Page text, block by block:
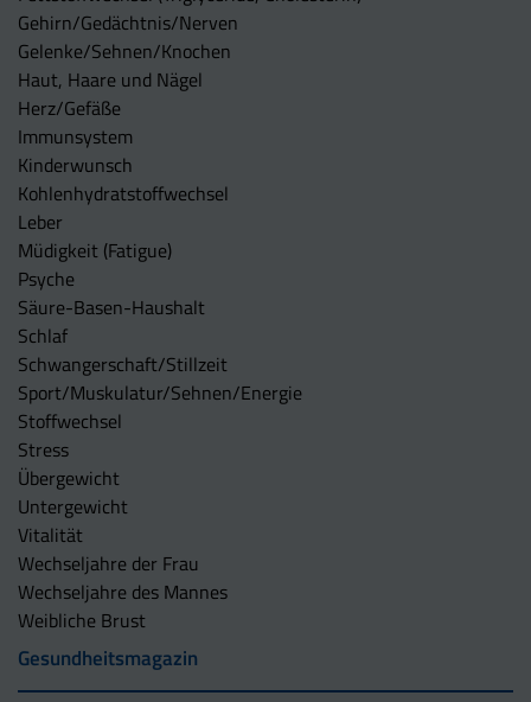
Gehirn/Gedächtnis/Nerven
Gelenke/Sehnen/Knochen
Haut, Haare und Nägel
Herz/Gefäße
Immunsystem
Kinderwunsch
Kohlenhydratstoffwechsel
Leber
Müdigkeit (Fatigue)
Psyche
Säure-Basen-Haushalt
Schlaf
Schwangerschaft/Stillzeit
Sport/Muskulatur/Sehnen/Energie
Stoffwechsel
Stress
Übergewicht
Untergewicht
Vitalität
Wechseljahre der Frau
Wechseljahre des Mannes
Weibliche Brust
Gesundheitsmagazin